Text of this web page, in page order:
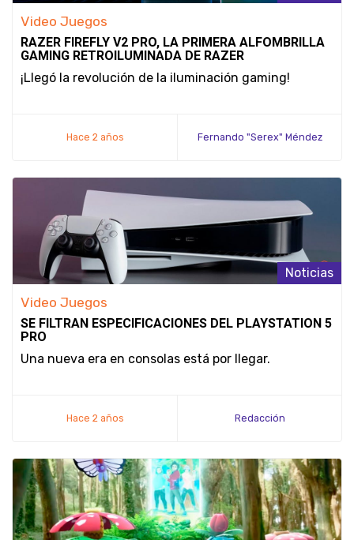
Video Juegos
RAZER FIREFLY V2 PRO, LA PRIMERA ALFOMBRILLA
GAMING RETROILUMINADA DE RAZER
¡Llegó la revolución de la iluminación gaming!
Hace 2 años Fernando "Serex" Méndez
Noticias
Video Juegos
SE FILTRAN ESPECIFICACIONES DEL PLAYSTATION 5
PRO
Una nueva era en consolas está por llegar.
Hace 2 años Redacción